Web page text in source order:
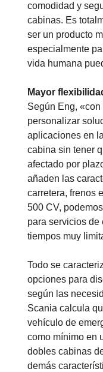
comodidad y
cabinas. Es
ser un producto
especialmente
vida humana
Mayor
Según Eng,
personalizar
aplicaciones en
cabina sin tener
afectado por
añaden las
carretera, frenos
500 CV,
para servicios de
tiempos muy
Todo se
opciones para
según las
Scania calcula
vehículo de
como mínimo en
dobles cabinas
demás